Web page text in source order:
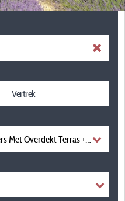
Met Overdekt Terras +